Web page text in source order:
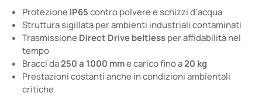
ProtezioneIP65contro polvere e schizzi d’acqua
Struttura sigillata per ambienti industriali contaminati
TrasmissioneDirect Drive beltlessper affidabilità nel
tempo
Bracci da250 a 1000 mme carico fino a20 kg
Prestazioni costanti anche in condizioni ambientali
critiche